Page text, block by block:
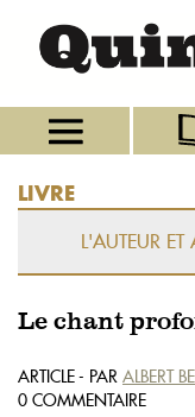
LIVRE
L'AUTEUR ET
Le chant
ARTICLE - PAR ALBERT
0 COMMENTAIRE